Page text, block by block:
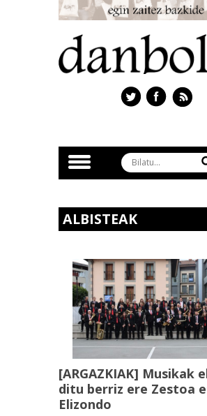
ALBISTEAK
[ARGAZKIAK] Musikak
ditu berriz ere Zestoa
Elizondo